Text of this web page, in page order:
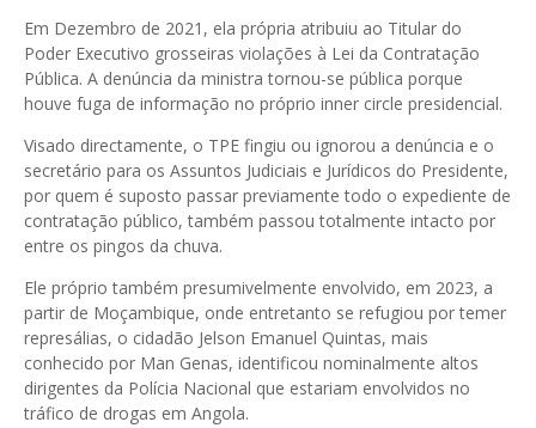
Em Dezembro de 2021, ela própria atribuiu ao Titular do
Poder Executivo grosseiras violações à Lei da Contratação
Pública. A denúncia da ministra tornou-se pública porque
houve fuga de informação no próprio inner circle presidencial.
Visado directamente, o TPE fingiu ou ignorou a denúncia e o
secretário para os Assuntos Judiciais e Jurídicos do Presidente,
por quem é suposto passar previamente todo o expediente de
contratação público, também passou totalmente intacto por
entre os pingos da chuva.
Ele próprio também presumivelmente envolvido, em 2023, a
partir de Moçambique, onde entretanto se refugiou por temer
represálias, o cidadão Jelson Emanuel Quintas, mais
conhecido por Man Genas, identificou nominalmente altos
dirigentes da Polícia Nacional que estariam envolvidos no
tráfico de drogas em Angola.